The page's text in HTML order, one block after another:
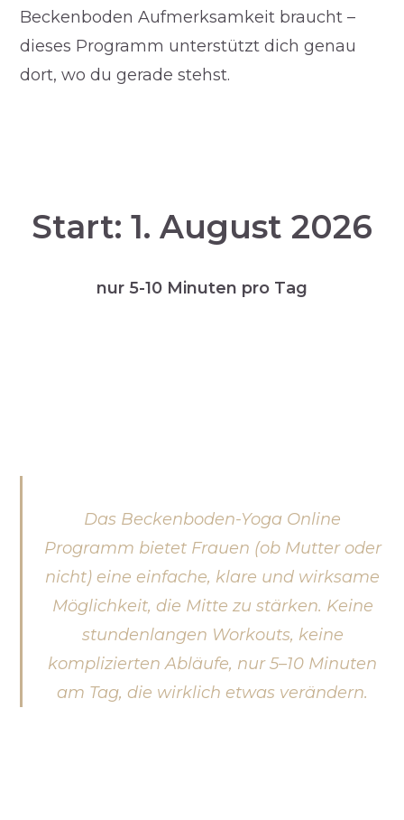
Beckenboden Aufmerksamkeit braucht –
dieses Programm unterstützt dich genau
dort, wo du gerade stehst.
Start: 1. August 2026
nur 5-10 Minuten pro Tag
Das Beckenboden-Yoga Online
Programm bietet Frauen (ob Mutter oder
nicht) eine einfache, klare und wirksame
Möglichkeit, die Mitte zu stärken. Keine
stundenlangen Workouts, keine
komplizierten Abläufe, nur 5–10 Minuten
am Tag, die wirklich etwas verändern.